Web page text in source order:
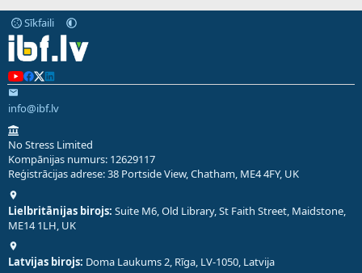
Sīkfaili
info@ibf.lv
No Stress Limited
Kompānijas numurs: 12629117
Reģistrācijas adrese: 38 Portside View, Chatham, ME4 4FY, UK
Lielbritānijas birojs: Suite M6, Old Library, St Faith Street, Maidstone,
ME14 1LH, UK
Latvijas birojs: Doma Laukums 2, Rīga, LV-1050, Latvija